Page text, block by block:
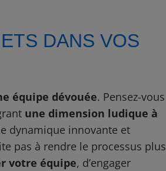
DANS VOS
équipe dévouée. Pensez-vous
une dimension ludique à
dynamique innovante et
pas à rendre le processus plus
votre équipe, d’engager